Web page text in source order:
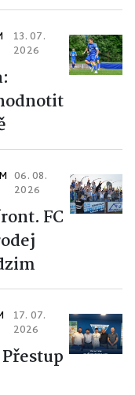
13. 07.
2026
06. 08.
2026
FC
17. 07.
2026